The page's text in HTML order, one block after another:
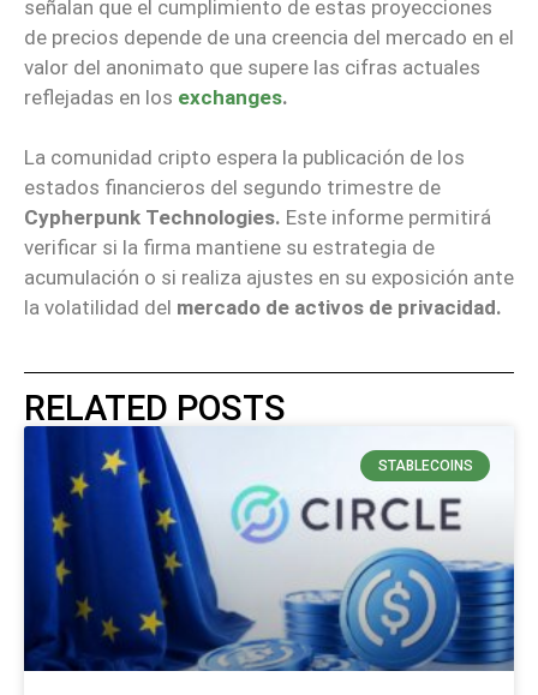
señalan que el cumplimiento de estas proyecciones
de precios depende de una creencia del mercado en el
valor del anonimato que supere las cifras actuales
reflejadas en los exchanges.
La comunidad cripto espera la publicación de los
estados financieros del segundo trimestre de
Cypherpunk Technologies. Este informe permitirá
verificar si la firma mantiene su estrategia de
acumulación o si realiza ajustes en su exposición ante
la volatilidad del mercado de activos de privacidad.
RELATED POSTS
STABLECOINS